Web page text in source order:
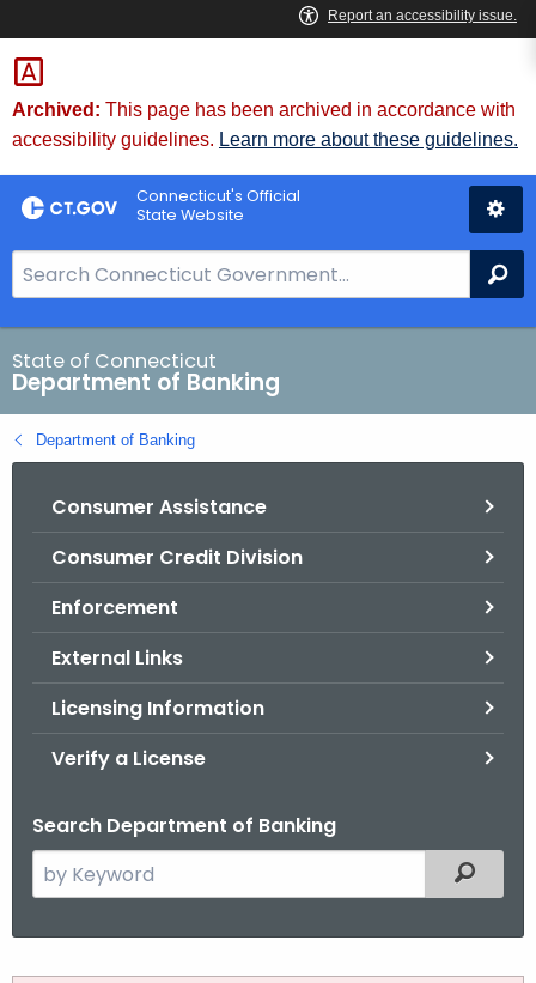
Skip
to
Content
Skip
to
Chat
Archived: This page has been archived in accordance with
accessibility guidelines. Learn more about these guidelines.
Connecticut's Official
State Website
e
a
r
c
h
B
State of Connecticut
Department of Banking
Department of Banking
Consumer Assistance
Consumer Credit Division
Enforcement
External Links
Licensing Information
Verify a License
Search Department of Banking
e
Filtered